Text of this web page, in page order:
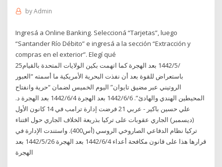
byAdmin
Ingresá a Online Banking. Seleccioná “Tarjetas”, luego
“Santander Río Débito” e ingresá a la sección “Extracción y
compras en el exterior”. Elegí qué
25‏‏/5‏‏/1442 بعد الهجرة كما اتهمت بكين الولايات المتحدة بالقيام
باستعراض للقوة بعد أن نفذت البحرية الأمريكية ما أسمته “العبور
الروتيني عبر مضيق تايوان” اليوم الخميس لضمان “حرية وانفتاح
المحيطين الهندي والهادئ”. 6‏‏/6‏‏/1442 بعد الهجرة 4‏‏/6‏‏/1442 بعد الهجرة د.
علي حسين باكير - عربي 21 فرضت إدارة ترامب في 14 كانون الأول
(ديسمبر) الجاري عقوبات على تركيا بذريعة الخلاف الجاري حول اقتناء
تركيا نظام الدفاعي الصاروخي الروسي (أس400). واستندت الإدارة في
قرارها هذا على قانون مكافحة أعداء 4‏‏/6‏‏/1442 بعد الهجرة 26‏‏/5‏‏/1442 بعد
الهجرة